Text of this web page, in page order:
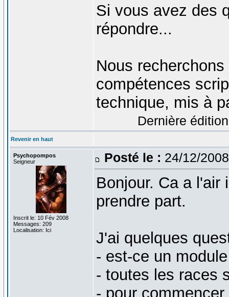
Si vous avez des
répondre...
Nous
compétences
technique, mis à
Dernière
Revenir en haut
Psychopompos
Seigneur
Inscrit le: 10 Fév 2008
Messages: 209
Localisation: Ici
Posté le : 24/12/
Bonjour. Ca a l'air
prendre part.
J'ai quelques
- est-ce un
- toutes les races
- pour